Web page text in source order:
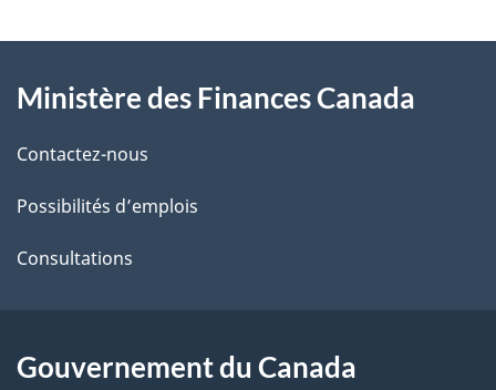
i
l
s
d
l
propos
de
ce
site
Ministère des Finances Canada
Contactez-nous
Possibilités d’emplois
Consultations
Gouvernement du Canada